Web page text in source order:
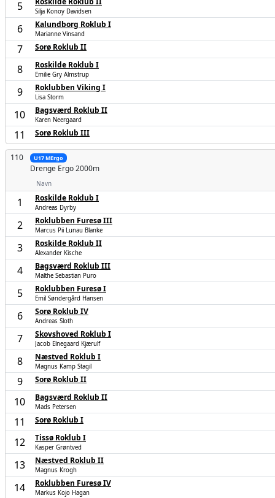
5 Silja Konoy Davidsen
6 Kalundborg Roklub I
Marianne Vinsand
7 Sorø Roklub II
8 Roskilde Roklub I
Emilie Gry Almstrup
9 Roklubben Viking I
Lisa Storm
10 Bagsværd Roklub II
Karen Neergaard
11 Sorø Roklub III
110 U17 MErgo
Drenge Ergo 2000m
Navn
1 Roskilde Roklub I
Andreas Dyrby
2 Roklubben Furesø III
Marcus Pii Lunau Blanke
3 Roskilde Roklub II
Alexander Kische
4 Bagsværd Roklub III
Malthe Sebastian Puro
5 Roklubben Furesø I
Emil Søndergård Hansen
6 Sorø Roklub IV
Andreas Sloth
7 Skovshoved Roklub I
Jacob Elnegaard Kjærulf
8 Næstved Roklub I
Magnus Kamp Stagil
9 Sorø Roklub II
10 Bagsværd Roklub II
Mads Petersen
11 Sorø Roklub I
12 Tissø Roklub I
Kasper Grøntved
13 Næstved Roklub II
Magnus Krogh
14 Roklubben Furesø IV
Markus Kojo Hagan